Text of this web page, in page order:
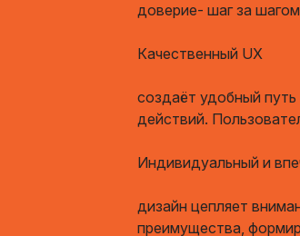
доверие- шаг за
Качественный UX
создаёт удобный
действий.
Индивидуальный и
дизайн цепляет
преимущества,